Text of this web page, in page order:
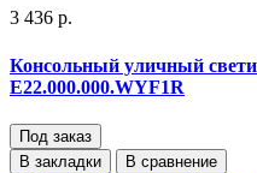
3 436 р.
Консольный уличный
E22.000.000.WYF1R
Под заказ
В закладки
В сравнение